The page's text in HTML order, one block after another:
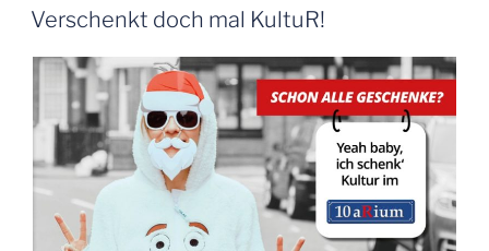
Klassik-
AM
Verschenkt doch mal KultuR!